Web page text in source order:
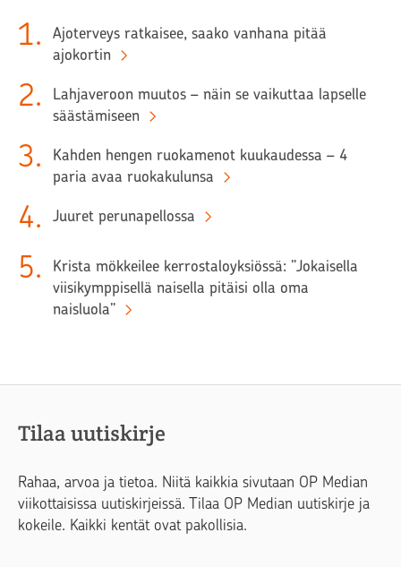
1.
Ajoterveys ratkaisee, saako vanhana pitää
ajokortin
2.
Lahjaveroon muutos – näin se vaikuttaa lapselle
säästämiseen
3.
Kahden hengen ruokamenot kuukaudessa – 4
paria avaa ruokakulunsa
4. Juuret perunapellossa
5.
Krista mökkeilee kerrostaloyksiössä: ”Jokaisella
viisikymppisellä naisella pitäisi olla oma
naisluola”
Tilaa uutiskirje
Rahaa, arvoa ja tietoa. Niitä kaikkia sivutaan OP Median
viikottaisissa uutiskirjeissä. Tilaa OP Median uutiskirje ja
kokeile. Kaikki kentät ovat pakollisia.